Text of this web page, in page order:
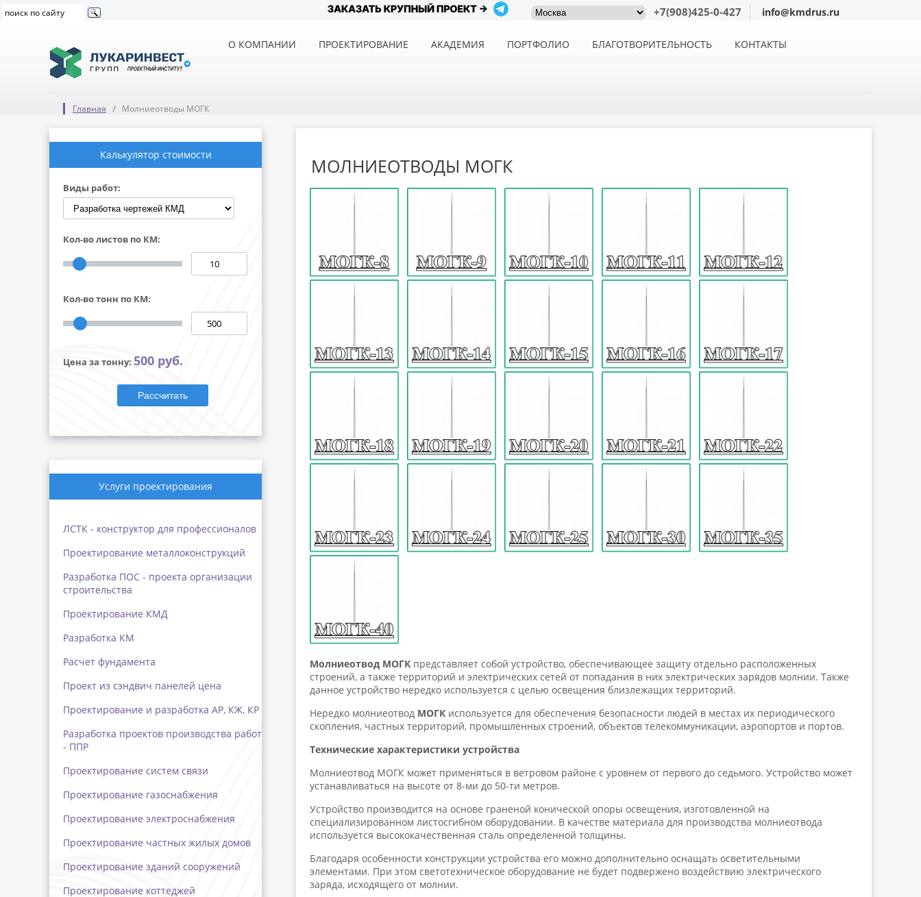
+7(908)425-0-427 info@kmdrus.ru
О КОМПАНИИ ПРОЕКТИРОВАНИЕ АКАДЕМИЯ ПОРТФОЛИО БЛАГОТВОРИТЕЛЬНОСТЬ КОНТАКТЫ
Главная Молниеотводы МОГК
Калькулятор стоимости
Виды работ:
Кол-во листов по КМ:
Кол-во тонн по КМ:
Цена за тонну: 500 руб.
Рассчитать
Услуги проектирования
ЛСТК - конструктор для профессионалов
Проектирование металлоконструкций
Разработка ПОС - проекта организации
строительства
Проектирование КМД
Разработка КМ
Расчет фундамента
Проект из сэндвич панелей цена
Проектирование и разработка АР, КЖ, КР
Разработка проектов производства работ
- ППР
Проектирование систем связи
Проектирование газоснабжения
Проектирование электроснабжения
Проектирование частных жилых домов
Проектирование зданий сооружений
Проектирование коттеджей
МОЛНИЕОТВОДЫ МОГК
Молниеотвод МОГК представляет собой устройство, обеспечивающее защиту отдельно расположенных
строений, а также территорий и электрических сетей от попадания в них электрических зарядов молнии. Также
данное устройство нередко используется с целью освещения близлежащих территорий.
Нередко молниеотвод МОГК используется для обеспечения безопасности людей в местах их периодического
скопления, частных территорий, промышленных строений, объектов телекоммуникации, аэропортов и портов.
Технические характеристики устройства
Молниеотвод МОГК может применяться в ветровом районе с уровнем от первого до седьмого. Устройство может
устанавливаться на высоте от 8-ми до 50-ти метров.
Устройство производится на основе граненой конической опоры освещения, изготовленной на
специализированном листосгибном оборудовании. В качестве материала для производства молниеотвода
используется высококачественная сталь определенной толщины.
Благодаря особенности конструкции устройства его можно дополнительно оснащать осветительными
элементами. При этом светотехническое оборудование не будет подвержено воздействию электрического
заряда, исходящего от молнии.